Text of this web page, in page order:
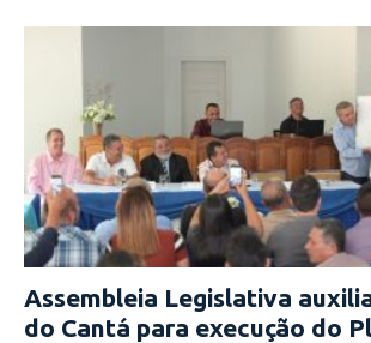
Assembleia Legislativa
do Cantá para execução do